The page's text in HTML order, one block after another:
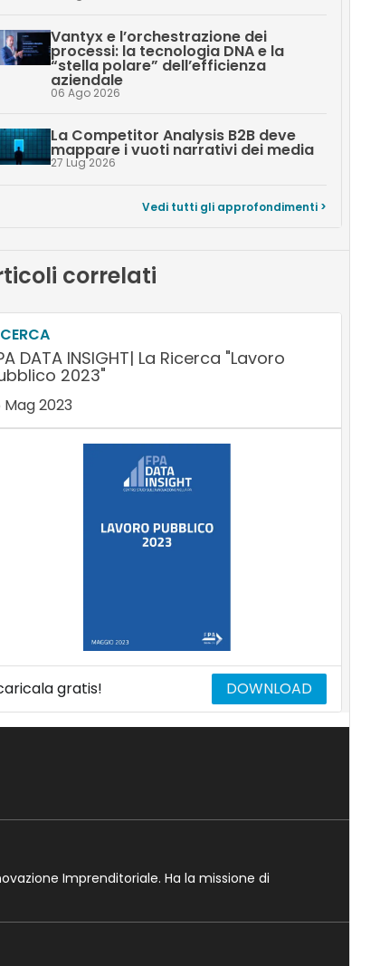
Vantyx e l’orchestrazione dei
processi: la tecnologia DNA e la
“stella polare” dell’efficienza
aziendale
06 Ago 2026
La Competitor Analysis B2B deve
mappare i vuoti narrativi dei media
27 Lug 2026
Vedi tutti gli approfondimenti >
correlati
DATA INSIGHT| La Ricerca "Lavoro
2023"
Mag 2023
gratis! DOWNLOAD
Imprenditoriale. Ha la missione di